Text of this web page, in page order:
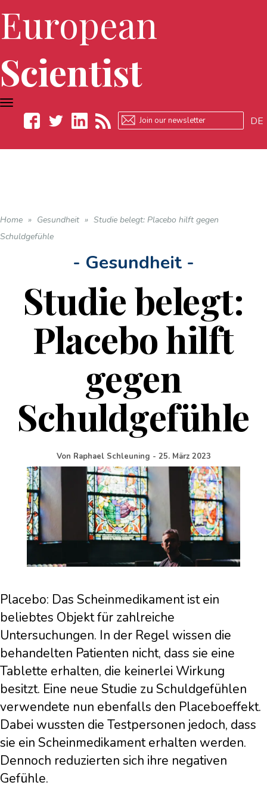
European
Scientist
DE
TOGGLE
NAVIGATION
Home » Gesundheit » Studie belegt: Placebo hilft gegen
Schuldgefühle
- Gesundheit -
Studie belegt:
Placebo hilft
gegen
Schuldgefühle
Von Raphael Schleuning - 25. März 2023
Placebo: Das Scheinmedikament ist ein
beliebtes Objekt für zahlreiche
Untersuchungen. In der Regel wissen die
behandelten Patienten nicht, dass sie eine
Tablette erhalten, die keinerlei Wirkung
besitzt. Eine neue Studie zu Schuldgefühlen
verwendete nun ebenfalls den Placeboeffekt.
Dabei wussten die Testpersonen jedoch, dass
sie ein Scheinmedikament erhalten werden.
Dennoch reduzierten sich ihre negativen
Gefühle.